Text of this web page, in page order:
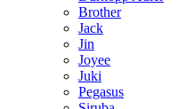
Brother
Jack
Jin
Joyee
Juki
Pegasus